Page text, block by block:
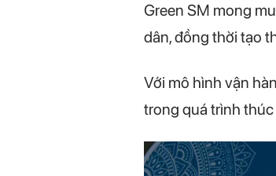
Green SM mong
dân, đồng thời tạo
Với mô hình vận
trong quá trình